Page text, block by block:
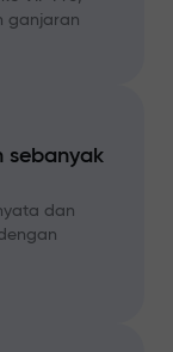
ganjaran
sebanyak
dan